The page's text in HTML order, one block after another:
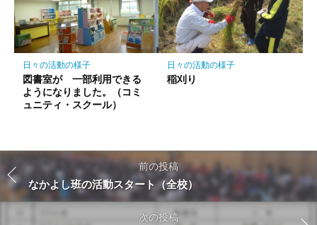
日々の活動の様子
図書室が 一部利用できる
ようになりました。（コミ
ュニティ・スクール）
日々の活動の様子
稲刈り
前の投稿
なかよし班の活動スタート（全校）
次の投稿